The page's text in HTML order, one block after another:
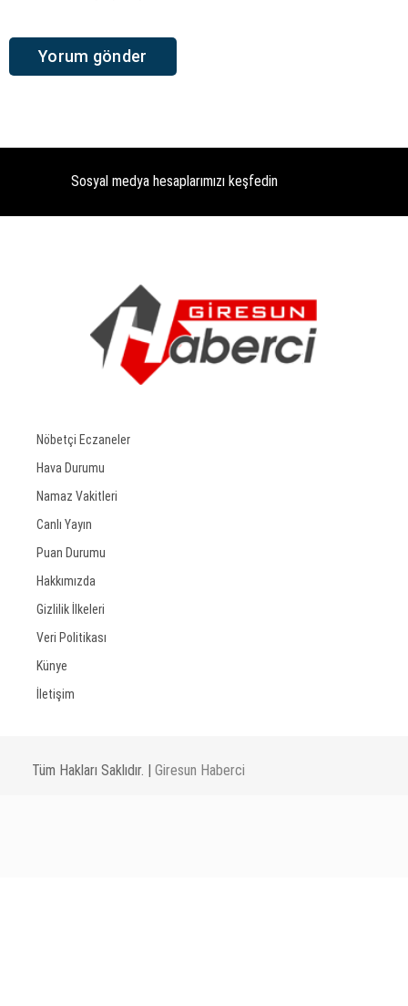
Sosyal medya hesaplarımızı keşfedin
Nöbetçi Eczaneler
Hava Durumu
Namaz Vakitleri
Canlı Yayın
Puan Durumu
Hakkımızda
Gizlilik İlkeleri
Veri Politikası
Künye
İletişim
Tüm Hakları Saklıdır. | Giresun Haberci